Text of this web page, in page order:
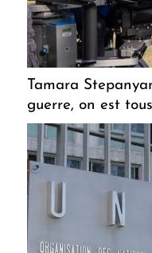
Tamara
guerre, on est